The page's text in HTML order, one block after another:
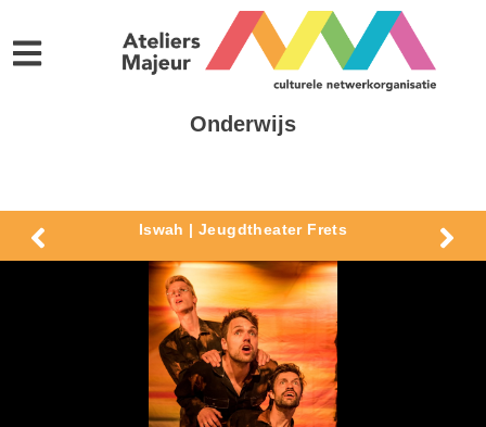
Onderwijs
Iswah | Jeugdtheater Frets